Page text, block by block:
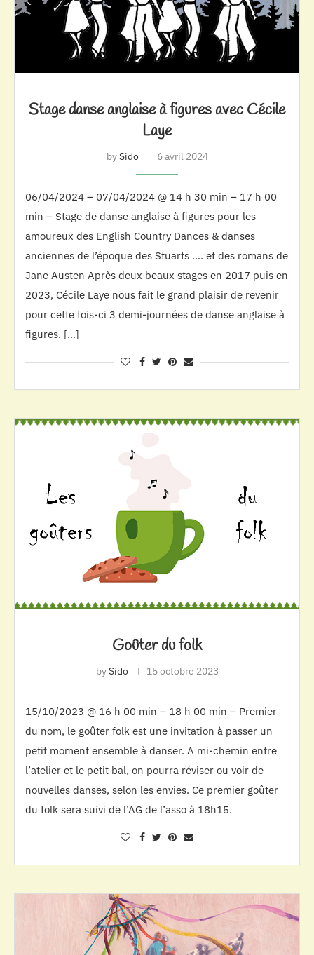
Stage danse anglaise à figures avec Cécile
Laye
bySido 6 avril 2024
06/04/2024 – 07/04/2024 @ 14 h 30 min – 17 h 00
min – Stage de danse anglaise à figures pour les
amoureux des English Country Dances & danses
anciennes de l’époque des Stuarts …. et des romans de
Jane Austen Après deux beaux stages en 2017 puis en
2023, Cécile Laye nous fait le grand plaisir de revenir
pour cette fois-ci 3 demi-journées de danse anglaise à
figures. […]
Goûter du folk
bySido 15 octobre 2023
15/10/2023 @ 16 h 00 min – 18 h 00 min – Premier
du nom, le goûter folk est une invitation à passer un
petit moment ensemble à danser. A mi-chemin entre
l’atelier et le petit bal, on pourra réviser ou voir de
nouvelles danses, selon les envies. Ce premier goûter
du folk sera suivi de l’AG de l’asso à 18h15.